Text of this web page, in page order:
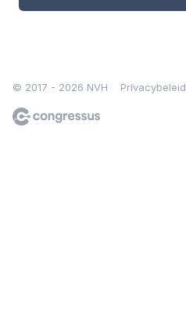
© 2017 - 2026 NVH Privacybeleid